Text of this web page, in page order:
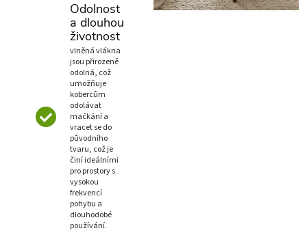
Odolnost
a dlouhou
životnost
vlněná vlákna
jsou přirozeně
odolná, což
umožňuje
kobercům
odolávat
mačkání a
vracet se do
původního
tvaru, což je
činí ideálními
pro prostory s
vysokou
frekvencí
pohybu a
dlouhodobé
používání.